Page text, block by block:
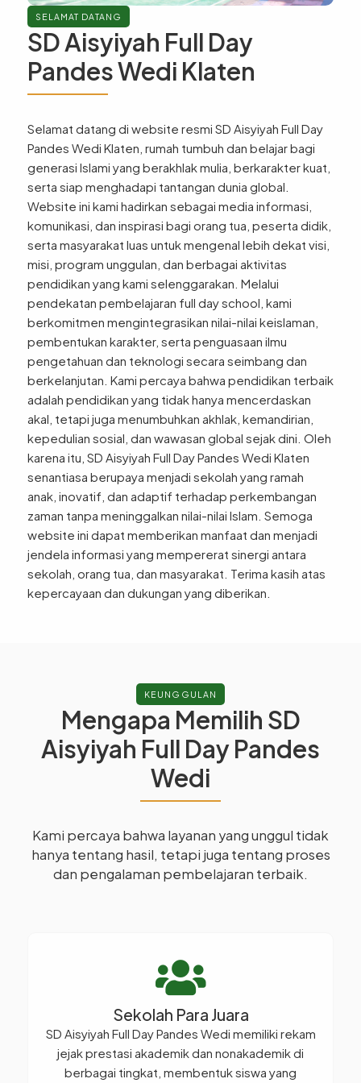
SELAMAT DATANG
SD Aisyiyah Full Day
Pandes Wedi Klaten
Selamat datang di website resmi SD Aisyiyah Full Day
Pandes Wedi Klaten, rumah tumbuh dan belajar bagi
generasi Islami yang berakhlak mulia, berkarakter kuat,
serta siap menghadapi tantangan dunia global.
Website ini kami hadirkan sebagai media informasi,
komunikasi, dan inspirasi bagi orang tua, peserta didik,
serta masyarakat luas untuk mengenal lebih dekat visi,
misi, program unggulan, dan berbagai aktivitas
pendidikan yang kami selenggarakan. Melalui
pendekatan pembelajaran full day school, kami
berkomitmen mengintegrasikan nilai-nilai keislaman,
pembentukan karakter, serta penguasaan ilmu
pengetahuan dan teknologi secara seimbang dan
berkelanjutan. Kami percaya bahwa pendidikan terbaik
adalah pendidikan yang tidak hanya mencerdaskan
akal, tetapi juga menumbuhkan akhlak, kemandirian,
kepedulian sosial, dan wawasan global sejak dini. Oleh
karena itu, SD Aisyiyah Full Day Pandes Wedi Klaten
senantiasa berupaya menjadi sekolah yang ramah
anak, inovatif, dan adaptif terhadap perkembangan
zaman tanpa meninggalkan nilai-nilai Islam. Semoga
website ini dapat memberikan manfaat dan menjadi
jendela informasi yang mempererat sinergi antara
sekolah, orang tua, dan masyarakat. Terima kasih atas
kepercayaan dan dukungan yang diberikan.
KEUNGGULAN
Mengapa Memilih SD
Aisyiyah Full Day Pandes
Wedi
Kami percaya bahwa layanan yang unggul tidak
hanya tentang hasil, tetapi juga tentang proses
dan pengalaman pembelajaran terbaik.
Sekolah Para Juara
SD Aisyiyah Full Day Pandes Wedi memiliki rekam
jejak prestasi akademik dan nonakademik di
berbagai tingkat, membentuk siswa yang